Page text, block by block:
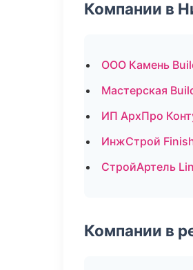
Компании в
ООО Камень
Мастерская
ИП АрхПро
ИнжСтрой
СтройАртель
Компании в